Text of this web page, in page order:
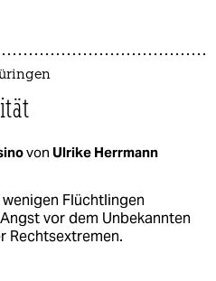
von Ulrike Herrmann
Flüchtlingen
vor dem Unbekannten
Rechtsextremen.